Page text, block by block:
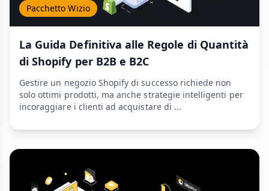
Pacchetto Wizio
La Guida Definitiva alle Regole di Quantità
di Shopify per B2B e B2C
Gestire un negozio Shopify di successo richiede non
solo ottimi prodotti, ma anche strategie intelligenti per
incoraggiare i clienti ad acquistare di ...